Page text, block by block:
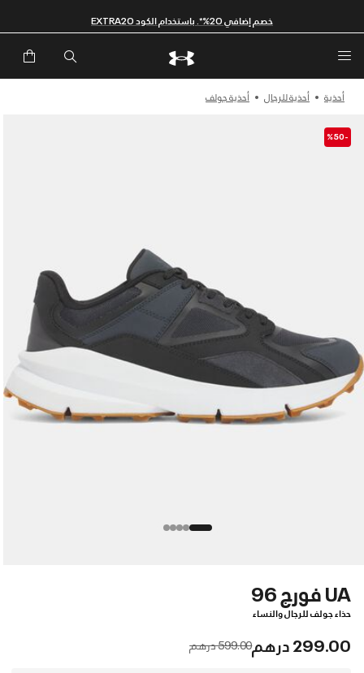
خصم إضافي 20%*. باستخدام الكود EXTRA20
أحذية أحذية للرجال أحذية جولف
-%50
UA فورج 96
حذاء جولف للرجال والنساء
299.00 درهم Price reduced from
599.00 درهم to